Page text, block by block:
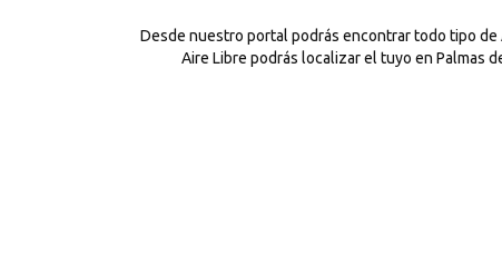
Desde nuestro portal podrás encontrar todo tipo de
Aire Libre podrás localizar el tuyo en Palmas